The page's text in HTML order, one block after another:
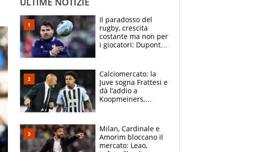
Il paradosso del
rugby, crescita
costante ma non per
i giocatori: Dupont
solo 1,4 milioni
all'anno
Calciomercato: la
Juve sogna Frattesi e
dà l’addio a
Koopmeiners,
scatenata
Milan, Cardinale e
Amorim bloccano il
mercato: Leao,